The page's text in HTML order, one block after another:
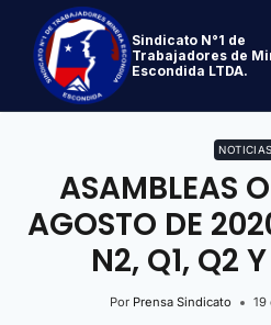
Sindicato N°1 de
Trabajadores de
Escondida LTDA.
NOTICIAS
ASAMBLEAS
AGOSTO DE
N2, Q1, Q2
Por Prensa Sindicato 19